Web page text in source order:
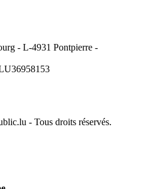
- L-4931 Pontpierre -
- Tous droits réservés.